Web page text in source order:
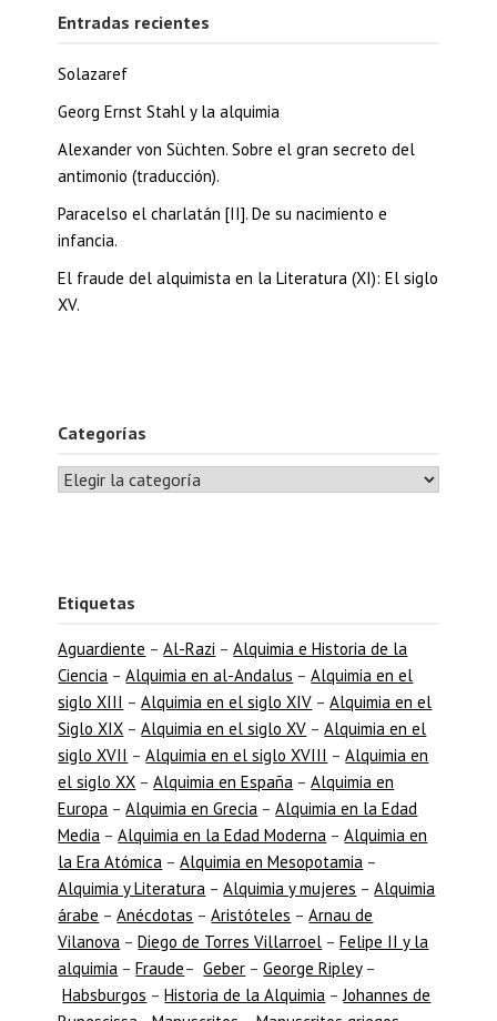
Entradas recientes
Solazaref
Georg Ernst Stahl y la alquimia
Alexander von Süchten. Sobre el gran secreto del
antimonio (traducción).
Paracelso el charlatán [II]. De su nacimiento e
infancia.
El fraude del alquimista en la Literatura (XI): El siglo
XV.
Categorías
Etiquetas
Aguardiente –Al-Razi –Alquimia e Historia de la
Ciencia –Alquimia en al-Andalus –Alquimia en el
siglo XIII –Alquimia en el siglo XIV –Alquimia en el
Siglo XIX –Alquimia en el siglo XV –Alquimia en el
siglo XVII –Alquimia en el siglo XVIII –Alquimia en
el siglo XX –Alquimia en España –Alquimia en
Europa –Alquimia en Grecia –Alquimia en la Edad
Media –Alquimia en la Edad Moderna –Alquimia en
la Era Atómica –Alquimia en Mesopotamia –
Alquimia y Literatura –Alquimia y mujeres –Alquimia
árabe –Anécdotas –Aristóteles –Arnau de
Vilanova –Diego de Torres Villarroel –Felipe II y la
alquimia –Fraude–Geber –George Ripley–
Habsburgos –Historia de la Alquimia –Johannes de